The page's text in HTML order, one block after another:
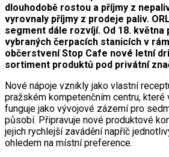
dlouhodobě rostou a příjmy z
vyrovnaly příjmy z prodeje paliv.
segment dále rozvíjí. Od 18. května
vybraných čerpacích stanicích v
občerstvení Stop Cafe nové letní
sortiment produktů pod privátní
Nové nápoje vznikly jako vlastní
pražském kompetenčním centru, které
funguje jako vývojové zázemí pro
působí. Připravuje nové produktové
jejich rychlejší zavádění napříč
ohledem na místní preference.